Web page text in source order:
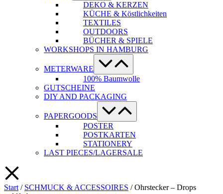
DEKO & KERZEN
KÜCHE & Köstlichkeiten
TEXTILES
OUTDOORS
BÜCHER & SPIELE
WORKSHOPS IN HAMBURG
METERWARE
Menü-
Schalter
100% Baumwolle
GUTSCHEINE
DIY AND PACKAGING
PAPERGOODS
Menü-
Schalter
POSTER
POSTKARTEN
STATIONERY
LAST PIECES/LAGERSALE
Start / SCHMUCK & ACCESSOIRES / Ohrstecker – Drops